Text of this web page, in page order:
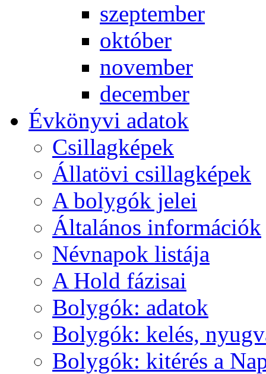
szep­tem­ber
ok­tó­ber
no­vem­ber
de­cem­ber
Év­köny­vi ada­tok
Csil­lag­ké­pek
Ál­lat­övi csil­lag­ké­pek
A boly­gók je­lei
Ál­ta­lá­nos in­for­má­ci­ók
Név­na­pok lis­tá­ja
A Hold fá­zi­sai
Boly­gók: ada­tok
Boly­gók: ke­lés,
Boly­gók: ki­té­rés a